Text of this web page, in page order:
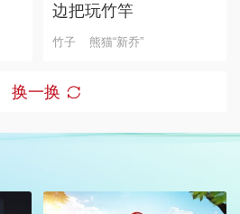
边把玩竹竿
竹子 熊猫“新乔”
换一换